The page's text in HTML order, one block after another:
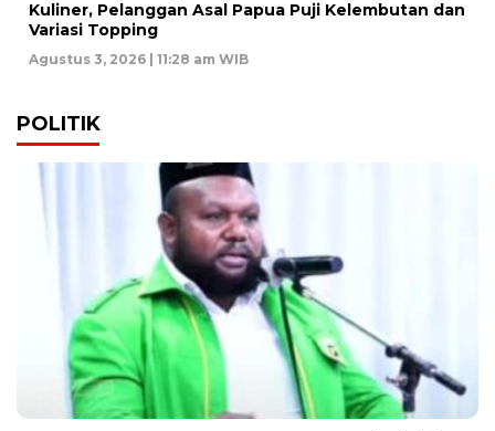
Kuliner, Pelanggan Asal Papua Puji Kelembutan dan
Variasi Topping
Agustus 3, 2026 | 11:28 am WIB
POLITIK